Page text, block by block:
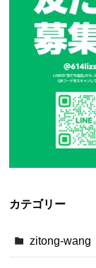
カテゴリー
zitong-wang